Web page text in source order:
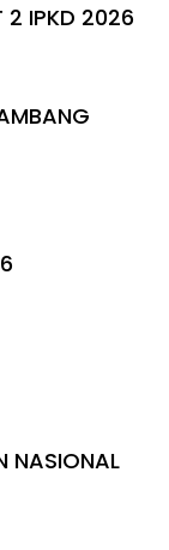
2 IPKD 2026
NASIONAL